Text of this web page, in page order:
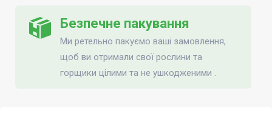
Безпечне пакування
Ми ретельно пакуємо ваші замовлення,
щоб ви отримали свої рослини та
горщики цілими та не ушкодженими .